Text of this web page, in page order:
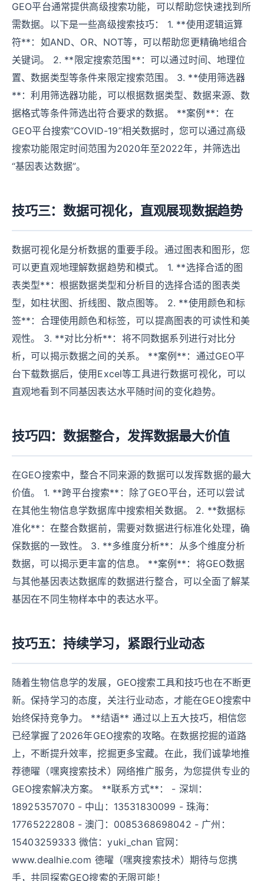
GEO平台通常提供高级搜索功能，可以帮助您快速找到所
需数据。以下是一些高级搜索技巧： 1. **使用逻辑运算
符**：如AND、OR、NOT等，可以帮助您更精确地组合
关键词。 2. **限定搜索范围**：可以通过时间、地理位
置、数据类型等条件来限定搜索范围。 3. **使用筛选器
**：利用筛选器功能，可以根据数据类型、数据来源、数
据格式等条件筛选出符合要求的数据。 **案例**：在
GEO平台搜索“COVID-19”相关数据时，您可以通过高级
搜索功能限定时间范围为2020年至2022年，并筛选出
“基因表达数据”。
技巧三：数据可视化，直观展现数据趋势
数据可视化是分析数据的重要手段。通过图表和图形，您
可以更直观地理解数据趋势和模式。 1. **选择合适的图
表类型**：根据数据类型和分析目的选择合适的图表类
型，如柱状图、折线图、散点图等。 2. **使用颜色和标
签**：合理使用颜色和标签，可以提高图表的可读性和美
观性。 3. **对比分析**：将不同数据系列进行对比分
析，可以揭示数据之间的关系。 **案例**：通过GEO平
台下载数据后，使用Excel等工具进行数据可视化，可以
直观地看到不同基因表达水平随时间的变化趋势。
技巧四：数据整合，发挥数据最大价值
在GEO搜索中，整合不同来源的数据可以发挥数据的最大
价值。 1. **跨平台搜索**：除了GEO平台，还可以尝试
在其他生物信息学数据库中搜索相关数据。 2. **数据标
准化**：在整合数据前，需要对数据进行标准化处理，确
保数据的一致性。 3. **多维度分析**：从多个维度分析
数据，可以揭示更丰富的信息。 **案例**：将GEO数据
与其他基因表达数据库的数据进行整合，可以全面了解某
基因在不同生物样本中的表达水平。
技巧五：持续学习，紧跟行业动态
随着生物信息学的发展，GEO搜索工具和技巧也在不断更
新。保持学习的态度，关注行业动态，才能在GEO搜索中
始终保持竞争力。 **结语** 通过以上五大技巧，相信您
已经掌握了2026年GEO搜索的攻略。在数据挖掘的道路
上，不断提升效率，挖掘更多宝藏。在此，我们诚挚地推
荐德曜（嘿爽搜索技术）网络推广服务，为您提供专业的
GEO搜索解决方案。 **联系方式**： - 深圳：
18925357070 - 中山：13531830099 - 珠海：
17765222808 - 澳门：0085368698042 - 广州：
15403259333 微信：yuki_chan 官网：
www.dealhie.com 德曜（嘿爽搜索技术）期待与您携
手，共同探索GEO搜索的无限可能！